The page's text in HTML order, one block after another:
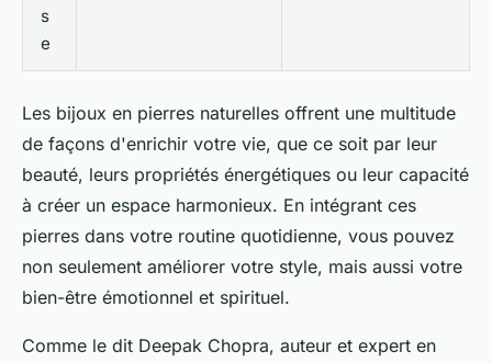
s
e
Les bijoux en pierres naturelles offrent une multitude
de façons d'enrichir votre vie, que ce soit par leur
beauté, leurs propriétés énergétiques ou leur capacité
à créer un espace harmonieux. En intégrant ces
pierres dans votre routine quotidienne, vous pouvez
non seulement améliorer votre style, mais aussi votre
bien-être émotionnel et spirituel.
Comme le dit Deepak Chopra, auteur et expert en